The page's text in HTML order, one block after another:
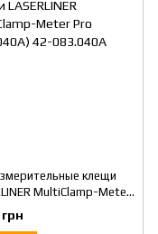
клещи
MultiClamp-Meter